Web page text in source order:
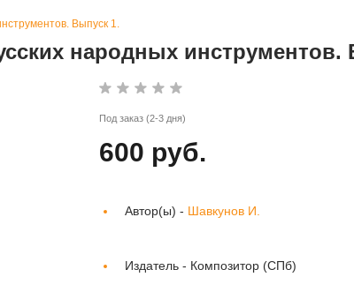
Выпуск 1.
народных инструментов.
Под заказ (2-3 дня)
600 руб.
Автор(ы) - Шавкунов И.
Издатель - Композитор (СПб)